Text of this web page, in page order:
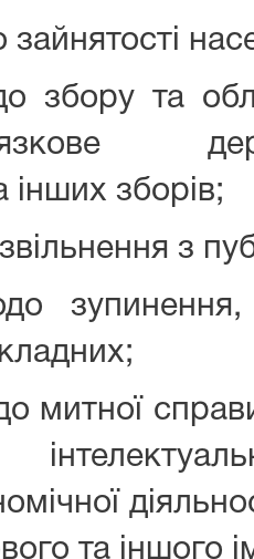
збору та
інших зборів;
з
зупинення,
митної
та іншого